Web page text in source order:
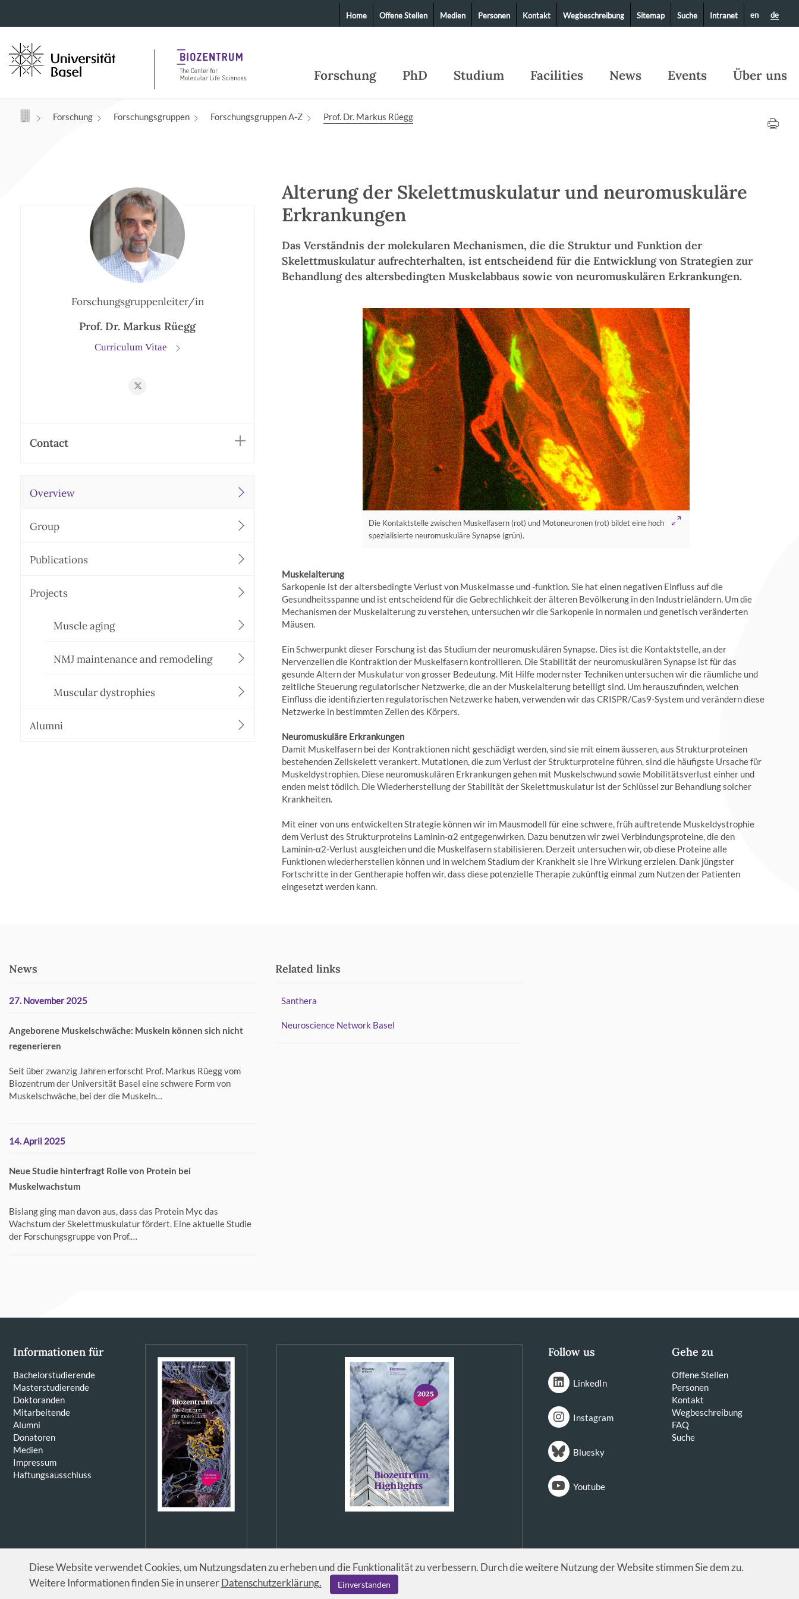
Navigation mit Access Keys Forschung PhD Studium Facilities News Events Über uns
en de
Home Offene Stellen Medien Personen Kontakt Wegbeschreibung Sitemap Suche Intranet
Forschung Forschungsgruppen Forschungsgruppen A-Z Prof. Dr. Markus Rüegg
Forschungsgruppenleiter/in
Prof. Dr. Markus Rüegg
Curriculum Vitae
Contact
Overview
Group
Publications
Projects
Muscle aging
NMJ maintenance and remodeling
Muscular dystrophies
Alumni
Alterung der Skelettmuskulatur und neuromuskuläre
Erkrankungen
Das Verständnis der molekularen Mechanismen, die die Struktur und Funktion der
Skelettmuskulatur aufrechterhalten, ist entscheidend für die Entwicklung von Strategien zur
Behandlung des altersbedingten Muskelabbaus sowie von neuromuskulären Erkrankungen.
Die Kontaktstelle zwischen Muskelfasern (rot) und Motoneuronen (rot) bildet eine hoch
spezialisierte neuromuskuläre Synapse (grün).
Muskelalterung
Sarkopenie ist der altersbedingte Verlust von Muskelmasse und -funktion. Sie hat einen negativen Einfluss auf die
Gesundheitsspanne und ist entscheidend für die Gebrechlichkeit der älteren Bevölkerung in den Industrieländern. Um die
Mechanismen der Muskelalterung zu verstehen, untersuchen wir die Sarkopenie in normalen und genetisch veränderten
Mäusen.
Ein Schwerpunkt dieser Forschung ist das Studium der neuromuskulären Synapse. Dies ist die Kontaktstelle, an der
Nervenzellen die Kontraktion der Muskelfasern kontrollieren. Die Stabilität der neuromuskulären Synapse ist für das
gesunde Altern der Muskulatur von grosser Bedeutung. Mit Hilfe modernster Techniken untersuchen wir die räumliche und
zeitliche Steuerung regulatorischer Netzwerke, die an der Muskelalterung beteiligt sind. Um herauszufinden, welchen
Einfluss die identifizierten regulatorischen Netzwerke haben, verwenden wir das CRISPR/Cas9-System und verändern diese
Netzwerke in bestimmten Zellen des Körpers.
Neuromuskuläre Erkrankungen
Damit Muskelfasern bei der Kontraktionen nicht geschädigt werden, sind sie mit einem äusseren, aus Strukturproteinen
bestehenden Zellskelett verankert. Mutationen, die zum Verlust der Strukturproteine führen, sind die häufigste Ursache für
Muskeldystrophien. Diese neuromuskulären Erkrankungen gehen mit Muskelschwund sowie Mobilitätsverlust einher und
enden meist tödlich. Die Wiederherstellung der Stabilität der Skelettmuskulatur ist der Schlüssel zur Behandlung solcher
Krankheiten.
Mit einer von uns entwickelten Strategie können wir im Mausmodell für eine schwere, früh auftretende Muskeldystrophie
dem Verlust des Strukturproteins Laminin-α2 entgegenwirken. Dazu benutzen wir zwei Verbindungsproteine, die den
Laminin-α2-Verlust ausgleichen und die Muskelfasern stabilisieren. Derzeit untersuchen wir, ob diese Proteine alle
Funktionen wiederherstellen können und in welchem Stadium der Krankheit sie Ihre Wirkung erzielen. Dank jüngster
Fortschritte in der Gentherapie hoffen wir, dass diese potenzielle Therapie zukünftig einmal zum Nutzen der Patienten
eingesetzt werden kann.
News
27. November 2025
Angeborene Muskelschwäche: Muskeln können sich nicht
regenerieren
Seit über zwanzig Jahren erforscht Prof. Markus Rüegg vom
Biozentrum der Universität Basel eine schwere Form von
Muskelschwäche, bei der die Muskeln…
14. April 2025
Neue Studie hinterfragt Rolle von Protein bei
Muskelwachstum
Bislang ging man davon aus, dass das Protein Myc das
Wachstum der Skelettmuskulatur fördert. Eine aktuelle Studie
der Forschungsgruppe von Prof.…
Related links
Santhera
Neuroscience Network Basel
Informationen für
Bachelorstudierende
Masterstudierende
Doktoranden
Mitarbeitende
Alumni
Donatoren
Medien
Impressum
Haftungsausschluss
Follow us
LinkedIn
Instagram
Bluesky
Youtube
Gehe zu
Offene Stellen
Personen
Kontakt
Wegbeschreibung
FAQ
Suche
Diese Website verwendet Cookies, um Nutzungsdaten zu erheben und die Funktionalität zu verbessern. Durch die weitere Nutzung der Website stimmen Sie dem zu.
Weitere Informationen finden Sie in unsererDatenschutzerklärung. Einverstanden